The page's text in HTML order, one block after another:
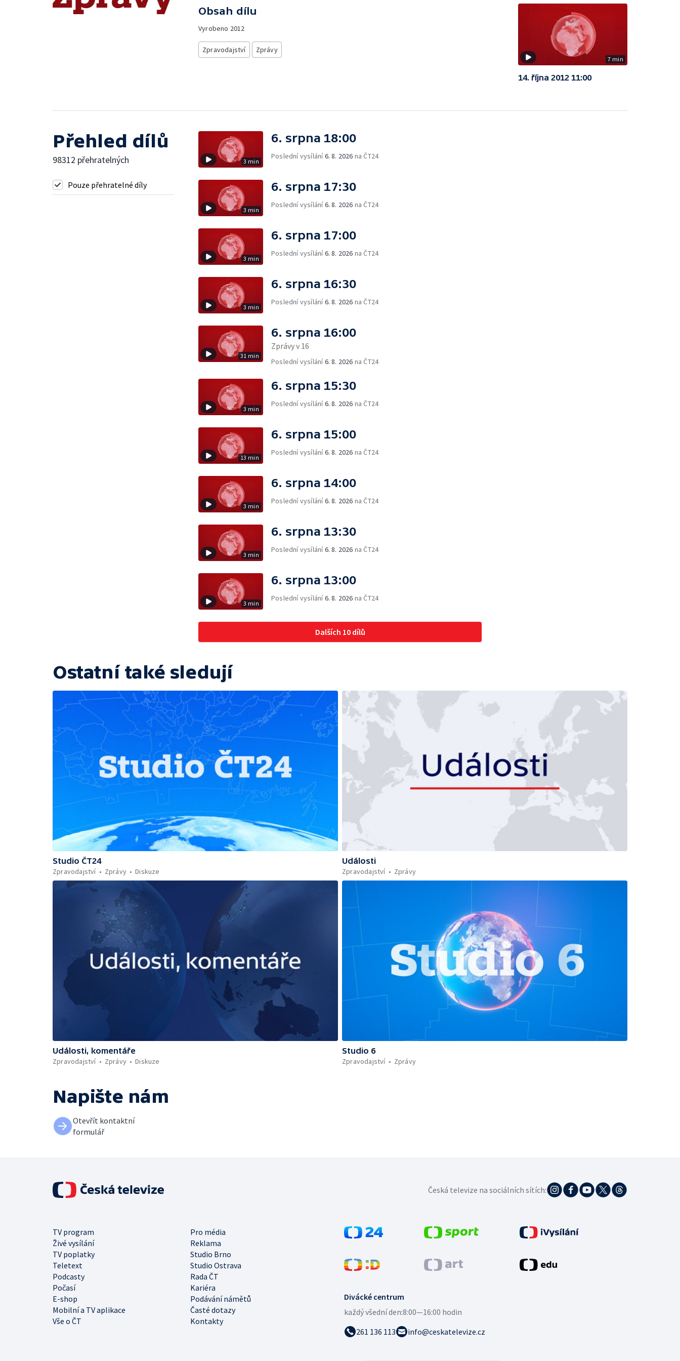
Obsah dílu
Vyrobeno 2012
Zpravodajství Zprávy
7 min
14. října 2012 11:00
Přehled dílů
98312 přehratelných
Pouze přehratelné díly
3 min
6. srpna 18:00
Poslední vysílání6. 8. 2026 na ČT24
3 min
6. srpna 17:30
Poslední vysílání6. 8. 2026 na ČT24
3 min
6. srpna 17:00
Poslední vysílání6. 8. 2026 na ČT24
3 min
6. srpna 16:30
Poslední vysílání6. 8. 2026 na ČT24
31 min
6. srpna 16:00
Zprávy v 16
Poslední vysílání6. 8. 2026 na ČT24
3 min
6. srpna 15:30
Poslední vysílání6. 8. 2026 na ČT24
13 min
6. srpna 15:00
Poslední vysílání6. 8. 2026 na ČT24
3 min
6. srpna 14:00
Poslední vysílání6. 8. 2026 na ČT24
3 min
6. srpna 13:30
Poslední vysílání6. 8. 2026 na ČT24
3 min
6. srpna 13:00
Poslední vysílání6. 8. 2026 na ČT24
Dalších 10 dílů
Ostatní také sledují
Studio ČT24
Zpravodajství
Zprávy Diskuze
Události
Zpravodajství
Zprávy
Události, komentáře
Zpravodajství
Zprávy Diskuze
Studio 6
Zpravodajství
Zprávy
Napište nám
Otevřít kontaktní
formulář
Divácké centrum
každý všední den:8:00—16:00 hodin
261 136 113
info@ceskatelevize.cz
TV program
Pro média
Živé vysílání
Reklama
TV poplatky
Studio Brno
Teletext
Studio Ostrava
Podcasty
Rada ČT
Počasí
Kariéra
E-shop
Podávání námětů
Mobilní a TV aplikace
Časté dotazy
Vše o ČT
Kontakty
Česká televize na sociálních sítích: